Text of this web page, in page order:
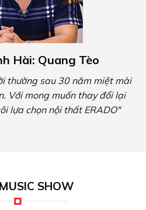
Hài: Quang Tèo
thường sau 30 năm miệt mài
Với mong muốn thay đổi lại
lựa chọn nội thất ERADO"
SHOW